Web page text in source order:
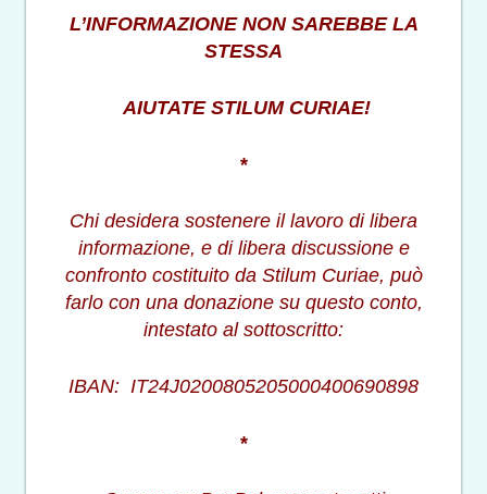
L’INFORMAZIONE NON SAREBBE LA
STESSA
AIUTATE STILUM CURIAE!
*
Chi desidera sostenere il lavoro di libera
informazione, e di libera discussione e
confronto costituito da Stilum Curiae, può
farlo con una donazione su questo conto,
intestato al sottoscritto:
IBAN: IT24J0200805205000400690898
*